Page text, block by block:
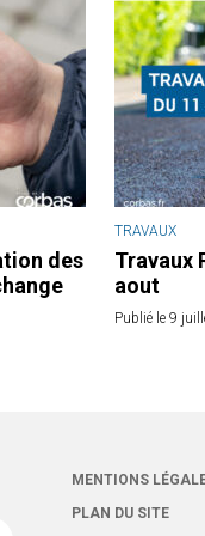
des
TRAVAUX
Travaux
aout
Publié le 9
MENTIONS
PLAN DU SITE